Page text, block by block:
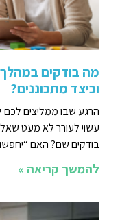
מה בודקים
וכיצד מתכוננים?
הרגע שבו ממליצים
עשוי לעורר לא מעט
בודקים שם? האם
להמשך קריאה »